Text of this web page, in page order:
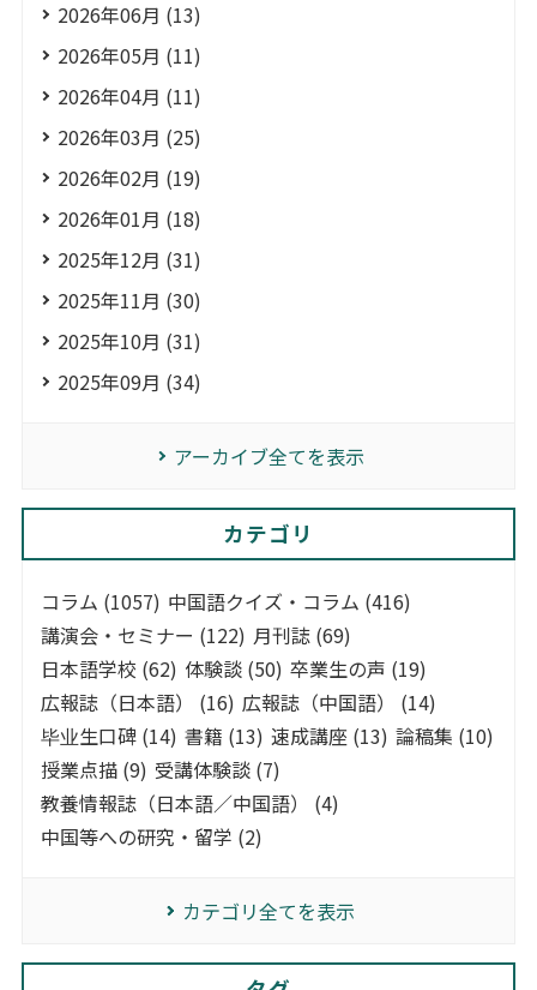
2026年06月 (13)
2026年05月 (11)
2026年04月 (11)
2026年03月 (25)
2026年02月 (19)
2026年01月 (18)
2025年12月 (31)
2025年11月 (30)
2025年10月 (31)
2025年09月 (34)
アーカイブ全てを表示
カテゴリ
コラム (1057) 中国語クイズ・コラム (416)
講演会・セミナー (122) 月刊誌 (69)
日本語学校 (62) 体験談 (50) 卒業生の声 (19)
広報誌（日本語） (16) 広報誌（中国語） (14)
毕业生口碑 (14) 書籍 (13) 速成講座 (13) 論稿集 (10)
授業点描 (9) 受講体験談 (7)
教養情報誌（日本語／中国語） (4)
中国等への研究・留学 (2)
カテゴリ全てを表示